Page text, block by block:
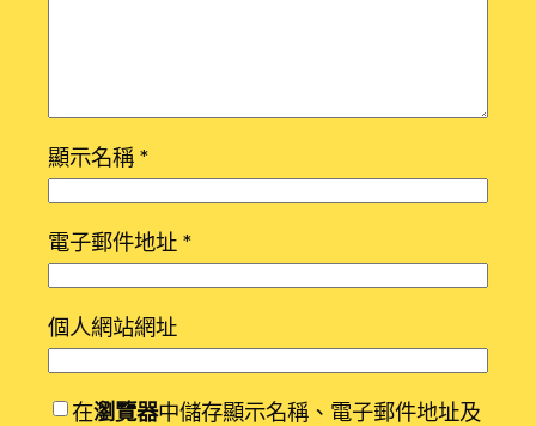
顯示名稱 *
電子郵件地址 *
個人網站網址
在瀏覽器中儲存顯示名稱、電子郵件地址及